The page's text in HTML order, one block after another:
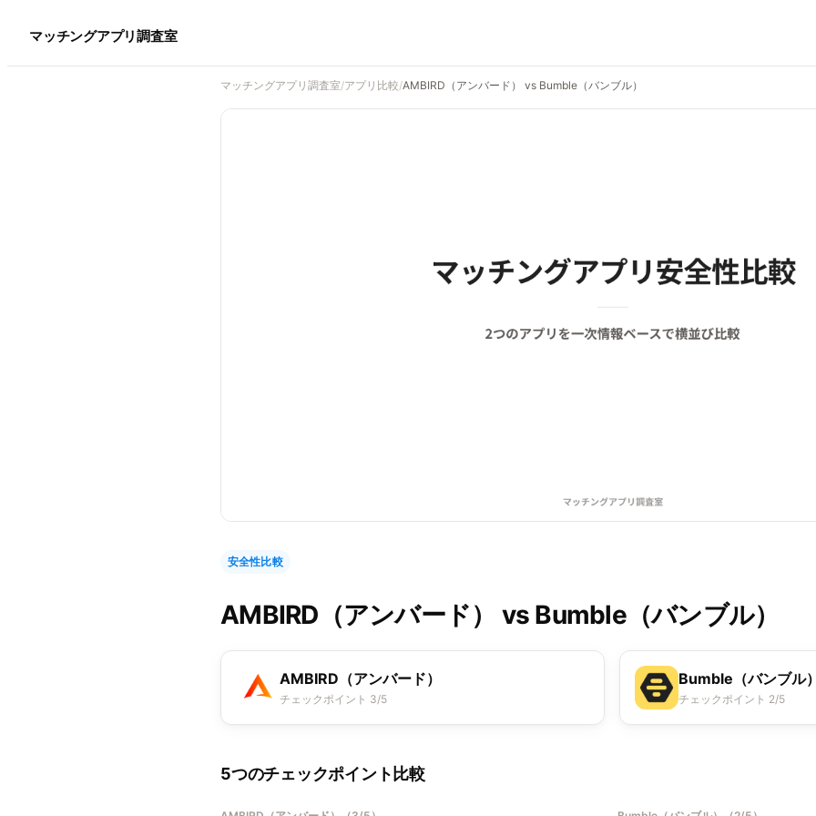
マッチングアプリ調査室
マッチングアプリ調査室/アプリ比較/AMBIRD（アンバード） vs Bumble（バンブル）
安全性比較
AMBIRD（アンバード） vs Bumble（バンブル）
AMBIRD（アンバード）
チェックポイント 3/5
Bumble（バンブル
チェックポイント 2/5
5つのチェックポイント比較